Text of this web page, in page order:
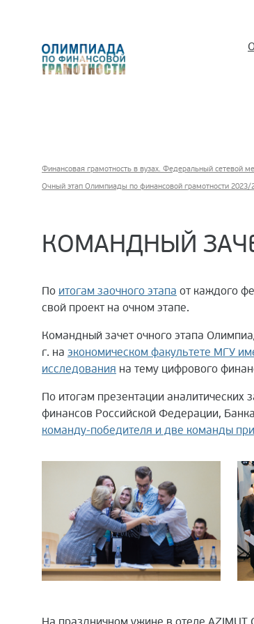
Финансовая грамотность в вузах. Федеральный сетевой
Очный этап Олимпиады по финансовой грамотности 2023/
КОМАНДНЫЙ
По итогам заочного этапа от каждого
свой проект на очном этапе.
Командный зачет очного этапа
г. на экономическом факультете МГУ
исследования на тему цифрового
По итогам презентации аналитических
финансов Российской Федерации,
команду-победителя и две команды